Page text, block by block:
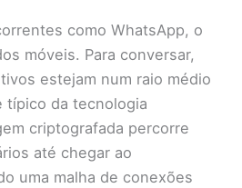
como WhatsApp, o
móveis. Para conversar,
estejam num raio médio
típico da tecnologia
criptografada percorre
até chegar ao
uma malha de conexões